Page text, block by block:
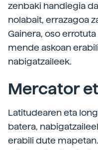
zenbaki handiegia
nolabait, errazagoa
Gainera, oso
mende askoan
nabigatzaileek.
Mercator
Latitudearen eta
batera,
erabili dute